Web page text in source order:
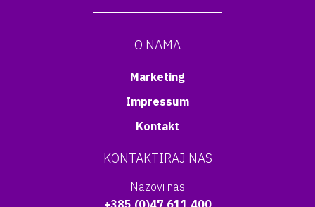
O NAMA
Marketing
Impressum
Kontakt
KONTAKTIRAJ NAS
Nazovi nas
+385 (0)47 611 400